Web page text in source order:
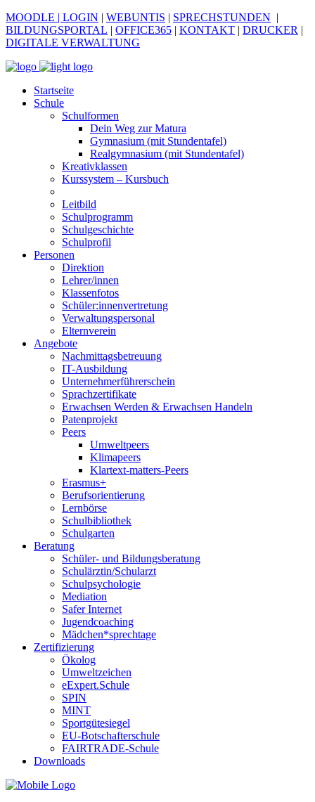
MOODLE | LOGIN | WEBUNTIS | SPRECHSTUNDEN |
BILDUNGSPORTAL | OFFICE365 | KONTAKT | DRUCKER |
DIGITALE VERWALTUNG
Startseite
Schule
Schulformen
Dein Weg zur Matura
Gymnasium (mit Stundentafel)
Realgymnasium (mit Stundentafel)
Kreativklassen
Kurssystem – Kursbuch
Leitbild
Schulprogramm
Schulgeschichte
Schulprofil
Personen
Direktion
Lehrer/innen
Klassenfotos
Schüler:innenvertretung
Verwaltungspersonal
Elternverein
Angebote
Nachmittagsbetreuung
IT-Ausbildung
Unternehmerführerschein
Sprachzertifikate
Erwachsen Werden & Erwachsen Handeln
Patenprojekt
Peers
Umweltpeers
Klimapeers
Klartext-matters-Peers
Erasmus+
Berufsorientierung
Lernbörse
Schulbibliothek
Schulgarten
Beratung
Schüler- und Bildungsberatung
Schulärztin/Schularzt
Schulpsychologie
Mediation
Safer Internet
Jugendcoaching
Mädchen*sprechtage
Zertifizierung
Ökolog
Umweltzeichen
eExpert.Schule
SPIN
MINT
Sportgütesiegel
EU-Botschafterschule
FAIRTRADE-Schule
Downloads